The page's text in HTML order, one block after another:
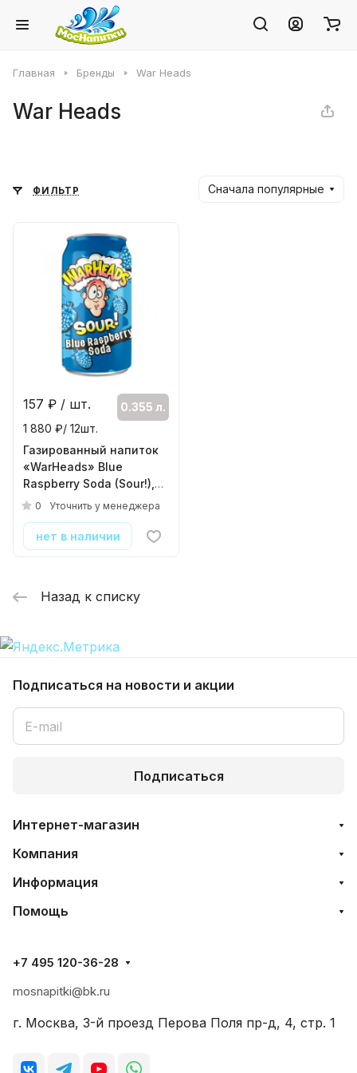
Главная Бренды War Heads
War Heads
ФИЛЬТР Сначала популярные
157 ₽ / шт.
0.355 л.
1 880 ₽/ 12шт.
Газированный напиток
«WarHeads» Blue
Raspberry Soda (Sour!),
Вар Хедс голубая
сладкий. 0.355л, банка
( 12шт./уп. )
0 Уточнить у менеджера
нет в наличии
Назад к списку
Подписаться на новости и акции
Подписаться
Интернет-магазин
Компания
Информация
Помощь
+7 495 120-36-28
mosnapitki@bk.ru
г. Москва, 3-й проезд Перова Поля пр-д, 4, стр. 1